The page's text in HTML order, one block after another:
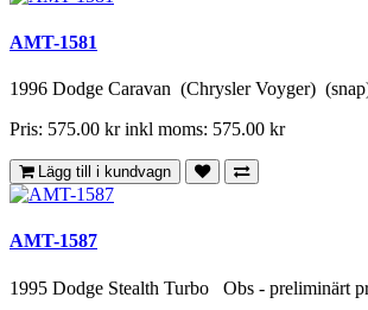
AMT-1581
1996 Dodge Caravan (Chrysler Voyger)
Pris: 575.00 krinkl moms: 575.00 kr
Lägg till i kundvagn
AMT-1587
1995 Dodge Stealth Turbo Obs - preliminärt